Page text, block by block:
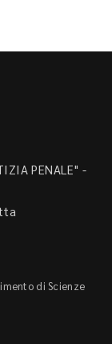
PENALE" -
di Scienze